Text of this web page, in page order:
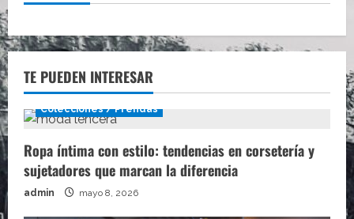
TE PUEDEN INTERESAR
Colecciones / Prendas
Ropa íntima con estilo: tendencias en corsetería y
sujetadores que marcan la diferencia
admin mayo 8, 2026